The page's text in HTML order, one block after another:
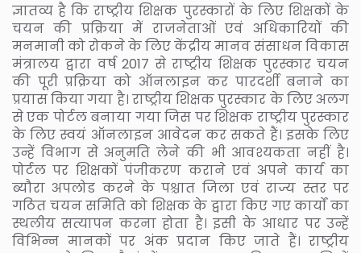
ज्ञातव्य है कि राष्ट्रीय शिक्षक पुरस्कारों के लिए शिक्षकों के
चयन की प्रक्रिया में राजनेताओं एवं अधिकारियों की
मनमानी को रोकने के लिए केंद्रीय मानव संसाधन विकास
मंत्रालय द्वारा वर्ष 2017 से राष्ट्रीय शिक्षक पुरस्कार चयन
की पूरी प्रक्रिया को ऑनलाइन कर पारदर्शी बनाने का
प्रयास किया गया है। राष्ट्रीय शिक्षक पुरस्कार के लिए अलग
से एक पोर्टल बनाया गया जिस पर शिक्षक राष्ट्रीय पुरस्कार
के लिए स्वयं ऑनलाइन आवेदन कर सकते हैं। इसके लिए
उन्हें विभाग से अनुमति लेने की भी आवश्यकता नहीं है।
पोर्टल पर शिक्षकों पंजीकरण कराने एवं अपने कार्य का
ब्यौरा अपलोड करने के पश्चात जिला एवं राज्य स्तर पर
गठित चयन समिति को शिक्षक के द्वारा किए गए कार्यों का
स्थलीय सत्यापन करना होता है। इसी के आधार पर उन्हें
विभिन्न मानकों पर अंक प्रदान किए जाते हैं। राष्ट्रीय